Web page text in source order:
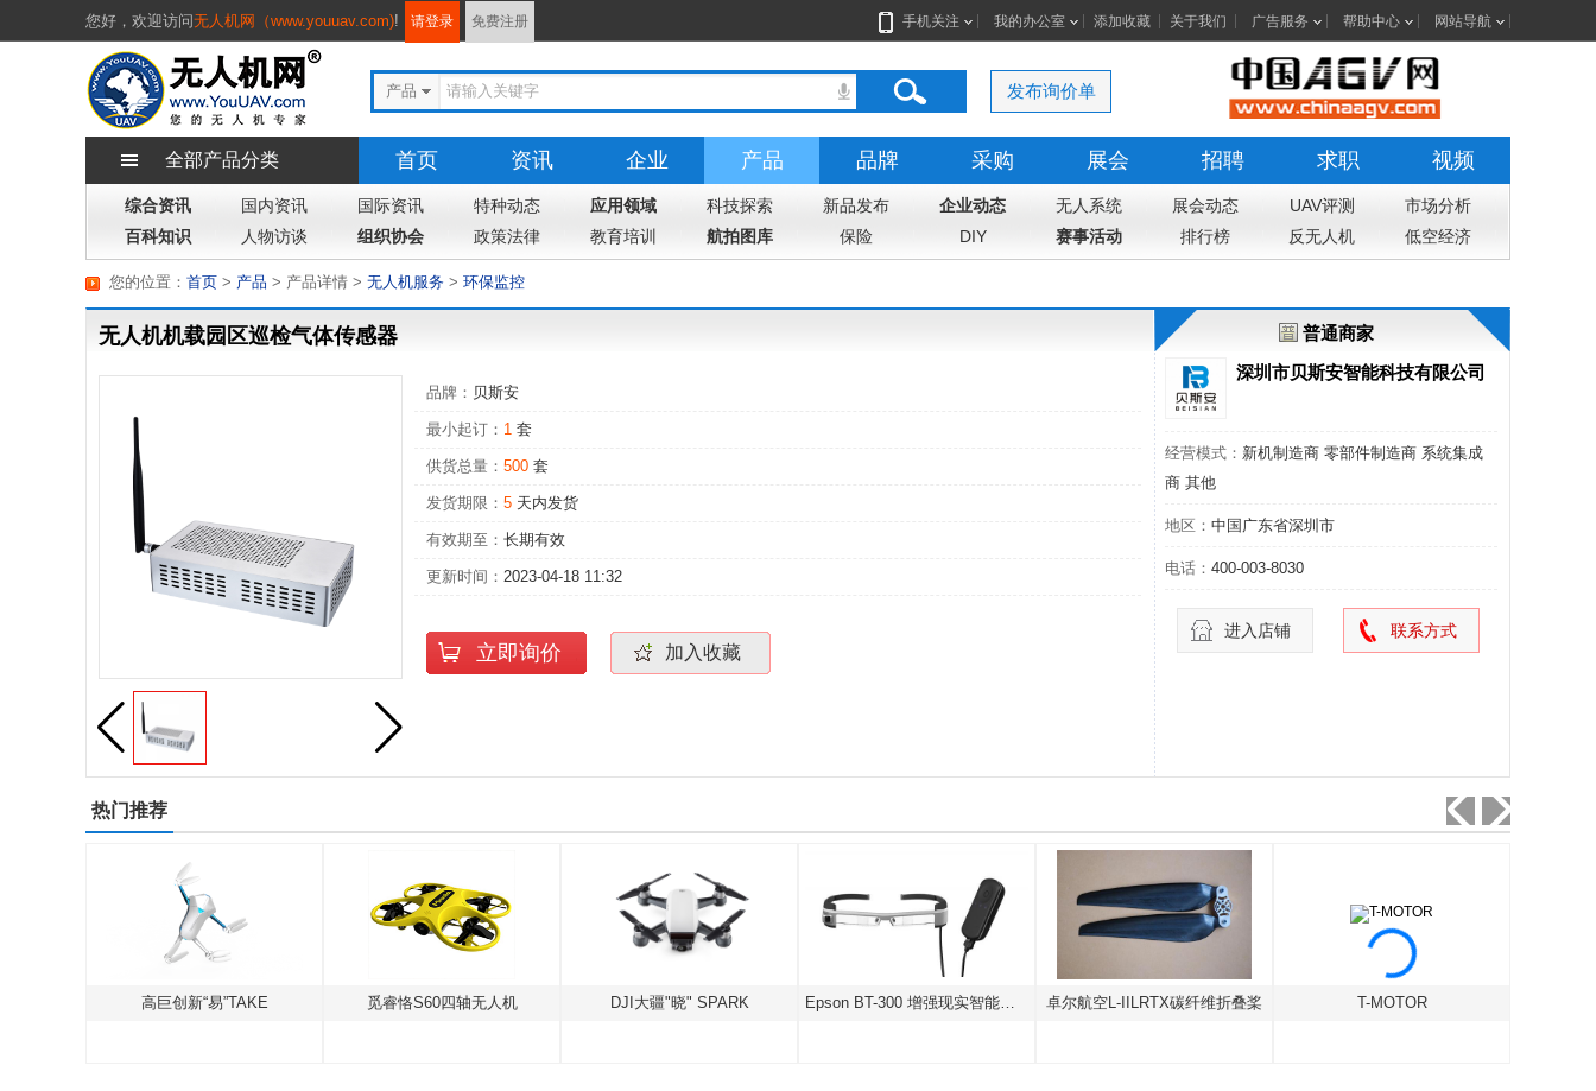
您好， 欢迎访问无人机网（www.youuav.com)! 请登录 免费注册 手机关注 我的办公室 添加收藏 关于我们 广告服务 帮助中心 网站导航
产品 发布询价单
全部产品分类 首页 资讯 企业 产品 品牌 采购 展会 招聘 求职
视频
专题
杂志 地图
综合资讯 国内资讯 国际资讯 特种动态 应用领域 科技探索 新品发布 企业动态 无人系统 展会动态 UAV评测
市场分析
百科知识
人物访谈 组织协会 政策法律 教育培训 航拍图库 保险 DIY 赛事活动 排行榜 反无人机 低空经济
您的位置： 首页 > 产品 > 无人机服务 > 环保监控
> 产品详情
无人机机载园区巡检气体传感器
品牌： 贝斯安
最小起订： 1 套
供货总量： 500 套
发货期限： 5 天内发货
有效期至： 长期有效
更新时间： 2023-04-18 11:32
立即询价 加入收藏
普通商家
深圳市贝斯安智能科技有限公司
经营模式： 新机制造商 零部件制造商 系统集成
商 其他
地区： 中国广东省深圳市
电话： 400-003-8030
进入店铺 联系方式
热门推荐
高巨创新“易”TAKE 觅睿恪S60四轴无人机 DJI大疆"晓" SPARK Epson BT-300 增强现实智能眼镜 卓尔航空L-IILRTX碳纤维折叠桨 T-MOTOR